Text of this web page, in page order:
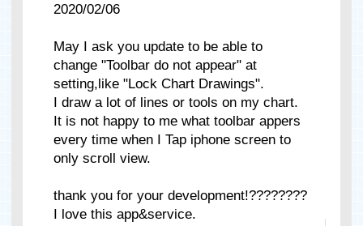
2020/02/06
May I ask you update to be able to
change "Toolbar do not appear" at
setting,like "Lock Chart Drawings".
I draw a lot of lines or tools on my chart.
It is not happy to me what toolbar appers
every time when I Tap iphone screen to
only scroll view.
thank you for your development!????????
I love this app&service.